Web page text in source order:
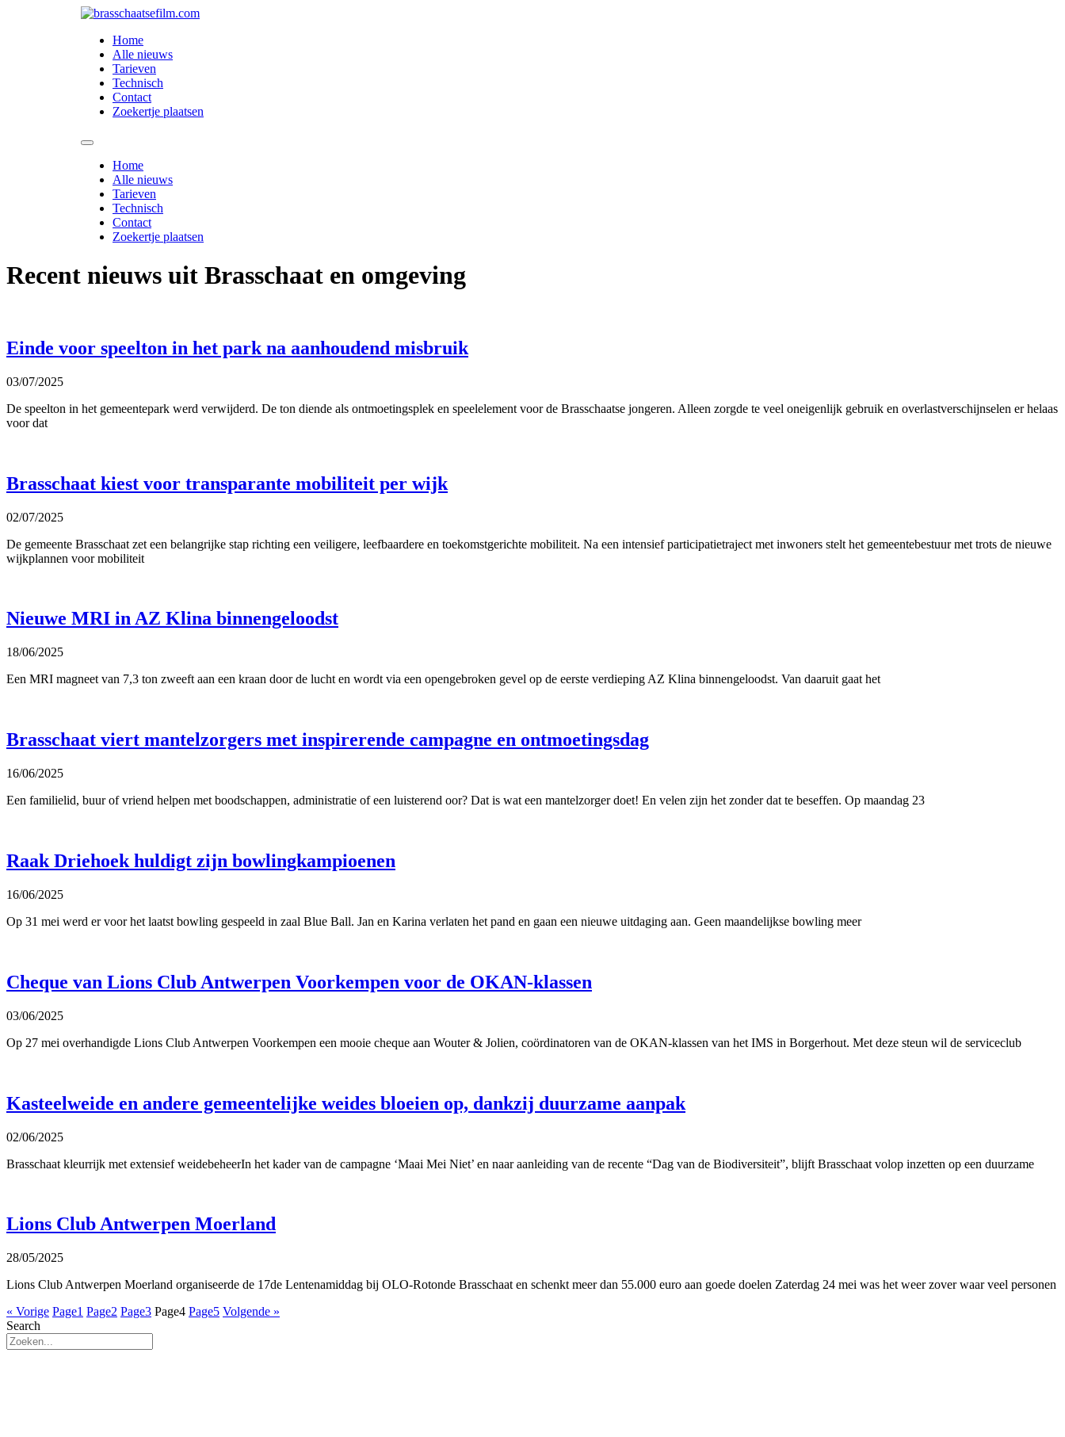
Home
Alle nieuws
Tarieven
Technisch
Contact
Zoekertje plaatsen
Home
Alle nieuws
Tarieven
Technisch
Contact
Zoekertje plaatsen
Recent nieuws uit Brasschaat en omgeving
Einde voor speelton in het park na aanhoudend misbruik
03/07/2025
De speelton in het gemeentepark werd verwijderd. De ton diende als ontmoetingsplek en speelelement voor de Brasschaatse jongeren. Alleen zorgde te veel oneigenlijk gebruik en overlastverschijnselen er helaas
voor dat
Brasschaat kiest voor transparante mobiliteit per wijk
02/07/2025
De gemeente Brasschaat zet een belangrijke stap richting een veiligere, leefbaardere en toekomstgerichte mobiliteit. Na een intensief participatietraject met inwoners stelt het gemeentebestuur met trots de nieuwe
wijkplannen voor mobiliteit
Nieuwe MRI in AZ Klina binnengeloodst
18/06/2025
Een MRI magneet van 7,3 ton zweeft aan een kraan door de lucht en wordt via een opengebroken gevel op de eerste verdieping AZ Klina binnengeloodst. Van daaruit gaat het
Brasschaat viert mantelzorgers met inspirerende campagne en ontmoetingsdag
16/06/2025
Een familielid, buur of vriend helpen met boodschappen, administratie of een luisterend oor? Dat is wat een mantelzorger doet! En velen zijn het zonder dat te beseffen. Op maandag 23
Raak Driehoek huldigt zijn bowlingkampioenen
16/06/2025
Op 31 mei werd er voor het laatst bowling gespeeld in zaal Blue Ball. Jan en Karina verlaten het pand en gaan een nieuwe uitdaging aan. Geen maandelijkse bowling meer
Cheque van Lions Club Antwerpen Voorkempen voor de OKAN-klassen
03/06/2025
Op 27 mei overhandigde Lions Club Antwerpen Voorkempen een mooie cheque aan Wouter & Jolien, coördinatoren van de OKAN-klassen van het IMS in Borgerhout. Met deze steun wil de serviceclub
Kasteelweide en andere gemeentelijke weides bloeien op, dankzij duurzame aanpak
02/06/2025
Brasschaat kleurrijk met extensief weidebeheerIn het kader van de campagne ‘Maai Mei Niet’ en naar aanleiding van de recente “Dag van de Biodiversiteit”, blijft Brasschaat volop inzetten op een duurzame
Lions Club Antwerpen Moerland
28/05/2025
Lions Club Antwerpen Moerland organiseerde de 17de Lentenamiddag bij OLO-Rotonde Brasschaat en schenkt meer dan 55.000 euro aan goede doelen Zaterdag 24 mei was het weer zover waar veel personen
« Vorige Page1 Page2 Page3 Page4 Page5 Volgende »
Search